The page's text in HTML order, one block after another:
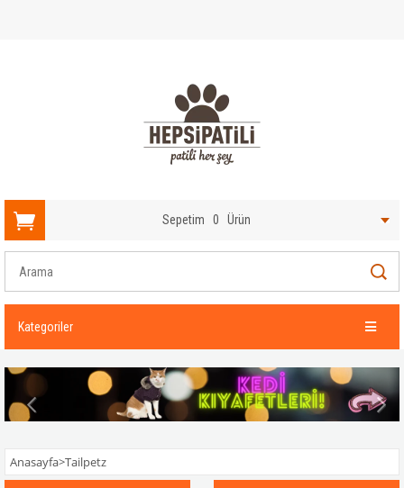
Sepetim 0 Ürün
Kategoriler
Anasayfa>Tailpetz